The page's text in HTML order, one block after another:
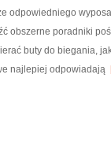
odpowiedniego
obszerne poradniki
buty do biegania,
najlepiej odpowiadają